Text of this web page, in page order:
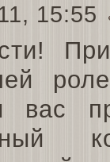
15:55
вас